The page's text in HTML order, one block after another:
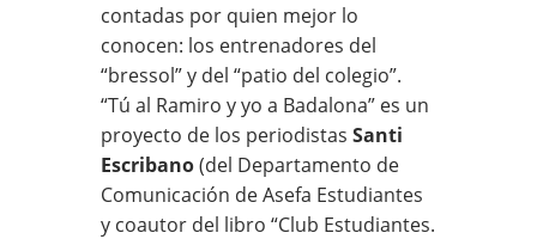
contadas por quien mejor lo
conocen: los entrenadores del
“bressol” y del “patio del colegio”.
“Tú al Ramiro y yo a Badalona” es un
proyecto de los periodistas Santi
Escribano(del Departamento de
Comunicación de Asefa Estudiantes
y coautor del libro “Club Estudiantes.